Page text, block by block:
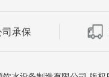
承保